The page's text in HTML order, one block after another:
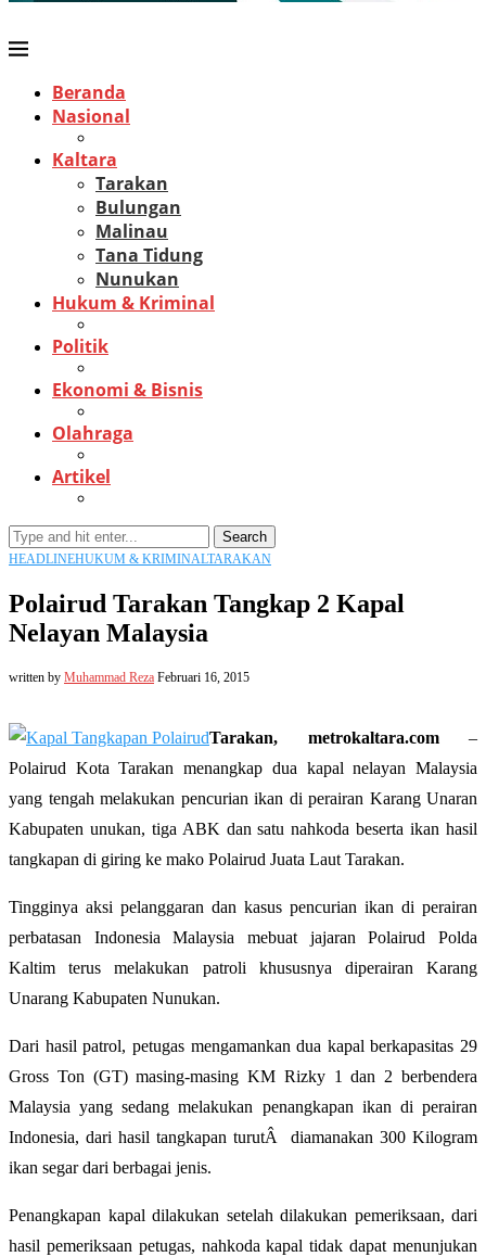
Beranda
Nasional
Kaltara
Tarakan
Bulungan
Malinau
Tana Tidung
Nunukan
Hukum & Kriminal
Politik
Ekonomi & Bisnis
Olahraga
Artikel
Search
HEADLINEHUKUM & KRIMINALTARAKAN
Polairud Tarakan Tangkap 2 Kapal
Nelayan Malaysia
written by Muhammad Reza Februari 16, 2015
Tarakan, metrokaltara.com–
Polairud Kota Tarakan menangkap dua kapal nelayan Malaysia
yang tengah melakukan pencurian ikan di perairan Karang Unaran
Kabupaten unukan, tiga ABK dan satu nahkoda beserta ikan hasil
tangkapan di giring ke mako Polairud Juata Laut Tarakan.
Tingginya aksi pelanggaran dan kasus pencurian ikan di perairan
perbatasan Indonesia Malaysia mebuat jajaran Polairud Polda
Kaltim terus melakukan patroli khususnya diperairan Karang
Unarang Kabupaten Nunukan.
Dari hasil patrol, petugas mengamankan dua kapal berkapasitas 29
Gross Ton (GT) masing-masing KM Rizky 1 dan 2 berbendera
Malaysia yang sedang melakukan penangkapan ikan di perairan
Indonesia, dari hasil tangkapan turutÂ diamanakan 300 Kilogram
ikan segar dari berbagai jenis.
Penangkapan kapal dilakukan setelah dilakukan pemeriksaan, dari
hasil pemeriksaan petugas, nahkoda kapal tidak dapat menunjukan